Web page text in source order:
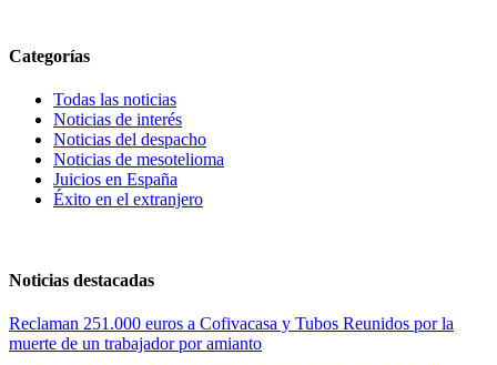
Categorías
Todas las noticias
Noticias de interés
Noticias del despacho
Noticias de mesotelioma
Juicios en España
Éxito en el extranjero
Noticias destacadas
Reclaman 251.000 euros a Cofivacasa y Tubos Reunidos por la
muerte de un trabajador por amianto